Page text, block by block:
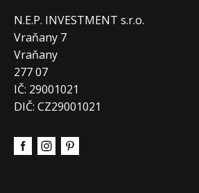
N.E.P. INVESTMENT s.r.o.
Vraňany 7
Vraňany
277 07
IČ: 29001021
DIČ: CZ29001021